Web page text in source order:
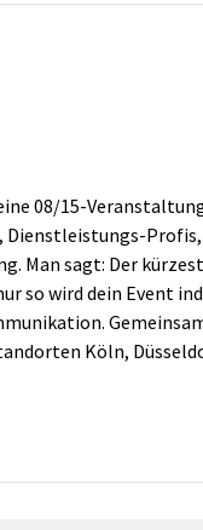
08/15-
Dienstleistungs-
Man sagt: Der
so wird dein Event
Köln,